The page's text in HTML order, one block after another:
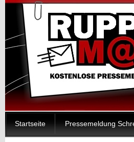
Startseite Pressemeldung